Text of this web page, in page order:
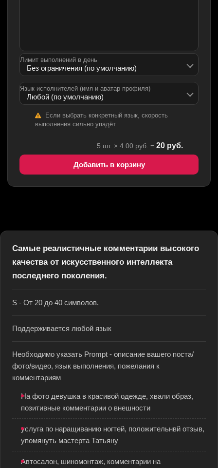
Лимит выполнений в день
Язык исполнителей (имя и аватар профиля)
Если выбрать конкретный язык, скорость
выполнения сильно упадёт
5 шт. × 4.00 руб. = 20 руб.
Добавить в корзину
Самые реалистичные комментарии высокого
качества от искусственного интеллекта
последнего поколения.
S - От 20 до 40 символов.
Поддерживается любой язык
Необходимо указать Prompt - описание вашего поста/
фото/видео, язык выполнения, пожелания к
комментариям
На фото девушка в красивой одежде, хвали образ,
позитивные комментарии о внешности
услуга по наращиванию ногтей, положительнвй отзыв,
упомянуть мастерта Татьяну
Автосалон, шиномонтаж, комментарии на